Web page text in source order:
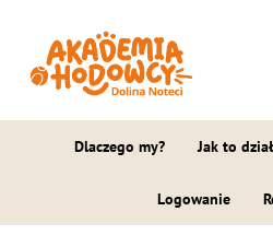
Dlaczego my? Jak to
Logowanie